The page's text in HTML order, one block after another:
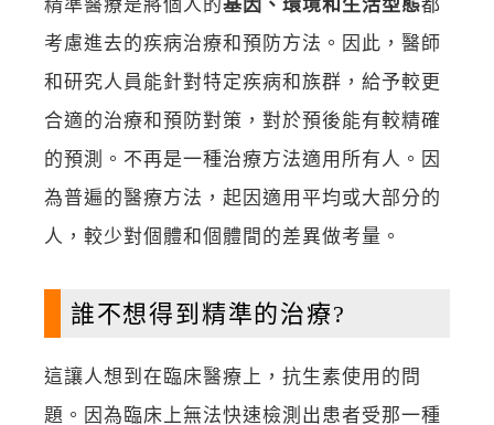
精準醫療是將個人的基因、環境和生活型態都
考慮進去的疾病治療和預防方法。因此，醫師
和研究人員能針對特定疾病和族群，給予較更
合適的治療和預防對策，對於預後能有較精確
的預測。不再是一種治療方法適用所有人。因
為普遍的醫療方法，起因適用平均或大部分的
人，較少對個體和個體間的差異做考量。
誰不想得到精準的治療?
這讓人想到在臨床醫療上，抗生素使用的問
題。因為臨床上無法快速檢測出患者受那一種